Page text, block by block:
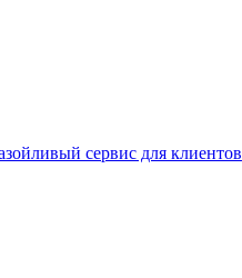
сервис для клиентов